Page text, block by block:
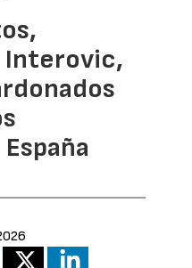
Interovic,